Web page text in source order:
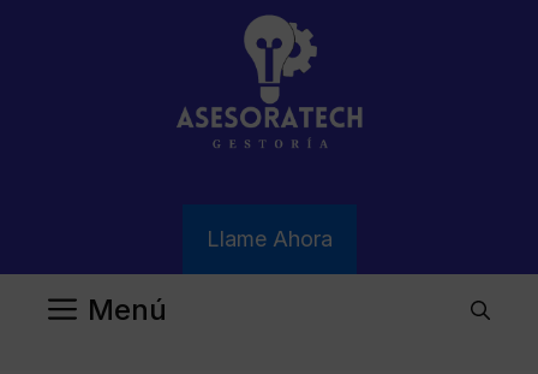
Llame Ahora
Menú